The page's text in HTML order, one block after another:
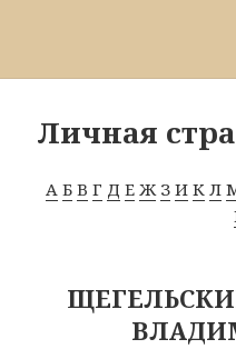
Личная
А Б В Г Д Е Ж З И К Л